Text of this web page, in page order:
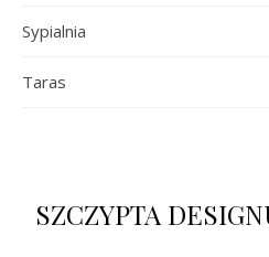
Sypialnia
Taras
SZCZYPTA